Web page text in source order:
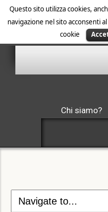
Questo sito utilizza cookies,
navigazione nel sito acconsenti
cookie
Chi siamo?